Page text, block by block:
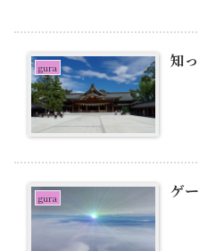
gura 知
gura ゲ